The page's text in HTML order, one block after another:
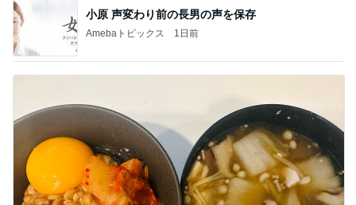
人が辞め過ぎて言い出しづらいパート
Amebaトピックス 1日前
記事を読む